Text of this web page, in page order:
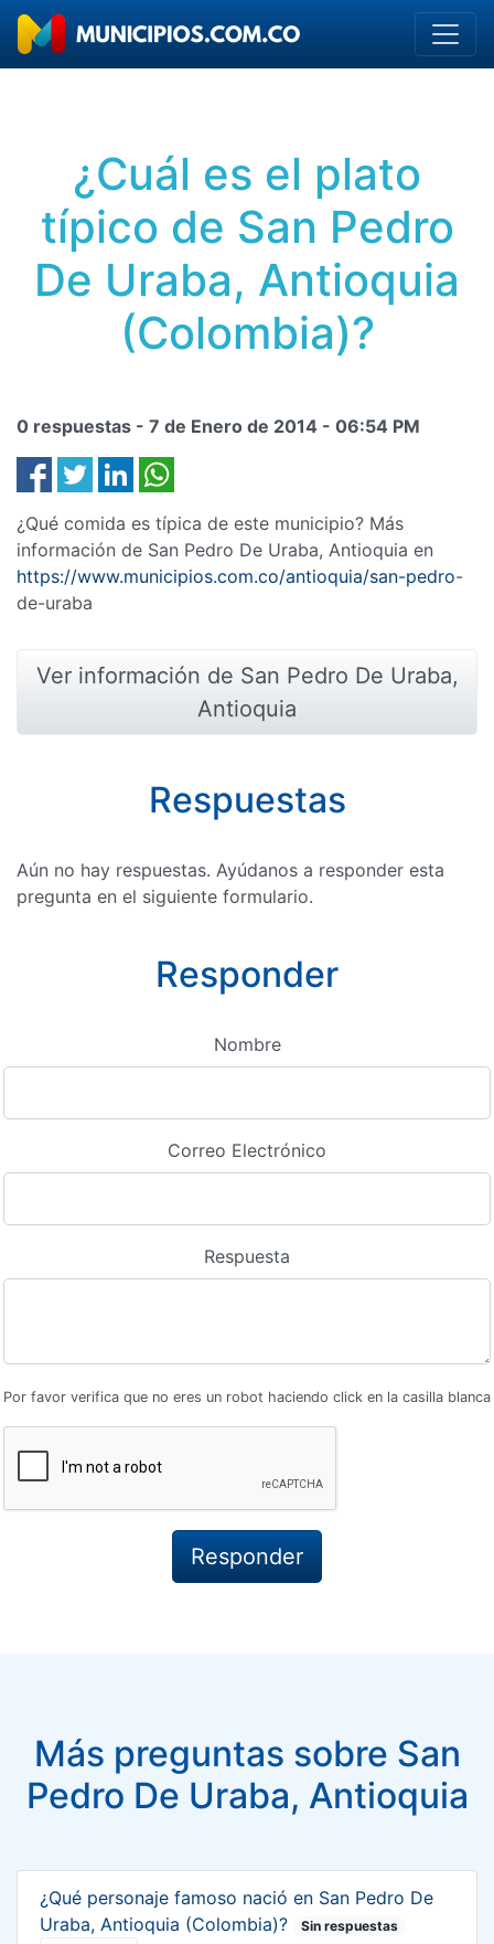
¿Cuál es el plato
típico de San Pedro
De Uraba, Antioquia
(Colombia)?
0 respuestas - 7 de Enero de 2014 - 06:54 PM
¿Qué comida es típica de este municipio? Más
información de San Pedro De Uraba, Antioquia en
https://www.municipios.com.co/antioquia/san-pedro-
de-uraba
Ver información de San Pedro De Uraba,
Antioquia
Respuestas
Aún no hay respuestas. Ayúdanos a responder esta
pregunta en el siguiente formulario.
Responder
Nombre
Correo Electrónico
Respuesta
Por favor verifica que no eres un robot haciendo click en la casilla blanca
Más preguntas sobre San
Pedro De Uraba, Antioquia
¿Qué personaje famoso nació en San Pedro De
Uraba, Antioquia (Colombia)?
Sin respuestas